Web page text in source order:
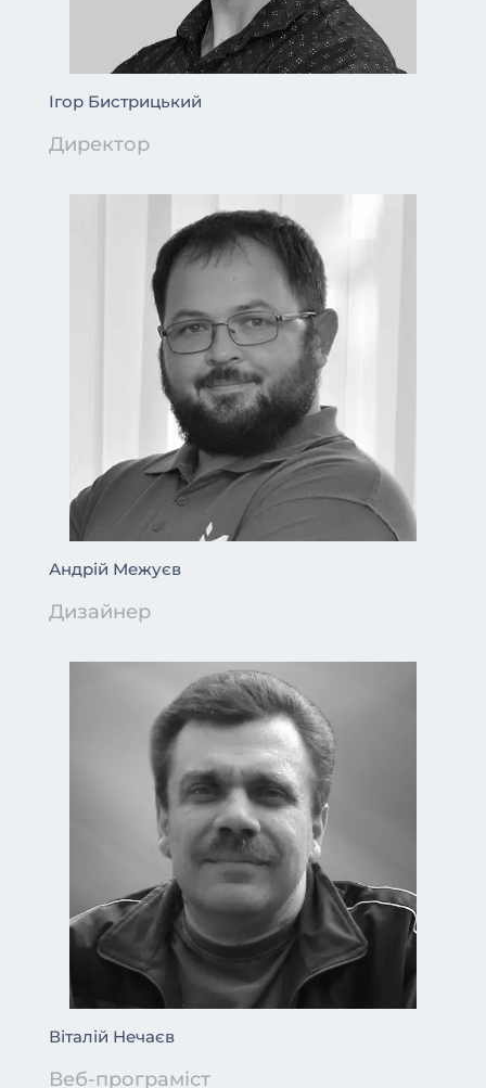
Ігор Бистрицький
Директор
Андрій Межуєв
Дизайнер
Віталій Нечаєв
Веб-програміст